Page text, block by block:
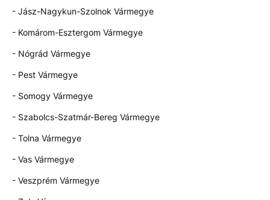
- Jász-Nagykun-Szolnok Vármegye
- Komárom-Esztergom Vármegye
- Nógrád Vármegye
- Pest Vármegye
- Somogy Vármegye
- Szabolcs-Szatmár-Bereg Vármegye
- Tolna Vármegye
- Vas Vármegye
- Veszprém Vármegye